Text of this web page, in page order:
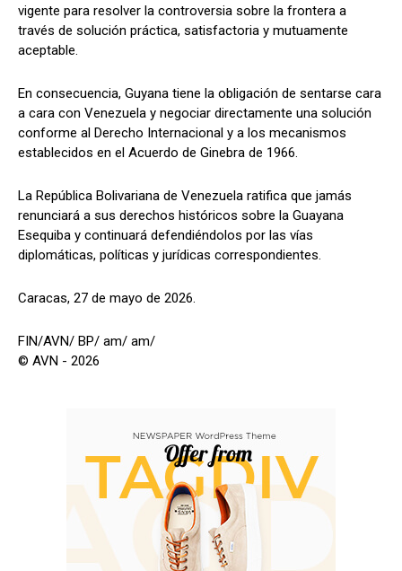
vigente para resolver la controversia sobre la frontera a
través de solución práctica, satisfactoria y mutuamente
aceptable.
En consecuencia, Guyana tiene la obligación de sentarse cara
a cara con Venezuela y negociar directamente una solución
conforme al Derecho Internacional y a los mecanismos
establecidos en el Acuerdo de Ginebra de 1966.
La República Bolivariana de Venezuela ratifica que jamás
renunciará a sus derechos históricos sobre la Guayana
Esequiba y continuará defendiéndolos por las vías
diplomáticas, políticas y jurídicas correspondientes.
Caracas, 27 de mayo de 2026.
FIN/AVN/ BP/ am/ am/
© AVN - 2026